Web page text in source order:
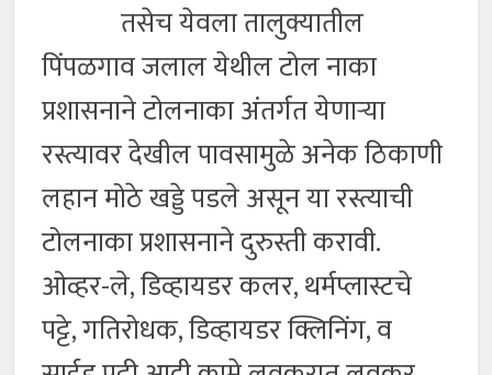
तसेच येवला तालुक्यातील
पिंपळगाव जलाल येथील टोल नाका
प्रशासनाने टोलनाका अंतर्गत येणाऱ्या
रस्त्यावर देखील पावसामुळे अनेक ठिकाणी
लहान मोठे खड्डे पडले असून या रस्त्याची
टोलनाका प्रशासनाने दुरुस्ती करावी.
ओव्हर-ले, डिव्हायडर कलर, थर्मप्लास्टचे
पट्टे, गतिरोधक, डिव्हायडर क्लिनिंग, व